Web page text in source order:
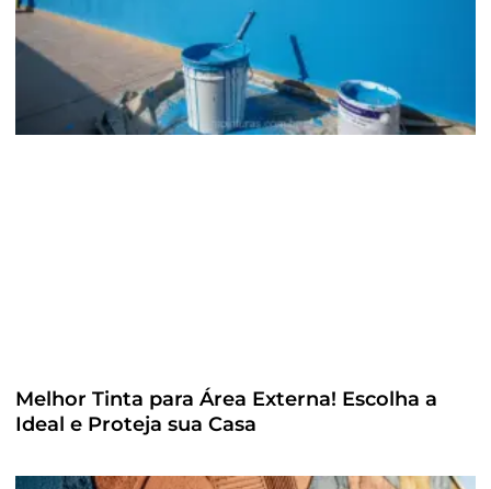
Melhor Tinta para Área Externa! Escolha a
Ideal e Proteja sua Casa